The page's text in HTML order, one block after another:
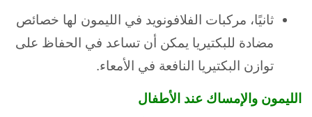
ثانيًا، مركبات الفلافونويد في الليمون لها خصائص
مضادة للبكتيريا يمكن أن تساعد في الحفاظ على
توازن البكتيريا النافعة في الأمعاء.
الليمون والإمساك عند الأطفال